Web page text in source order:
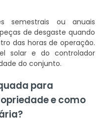
semestrais ou anuais
de desgaste quando
das horas de operação.
solar e do controlador
do conjunto.
para
e como